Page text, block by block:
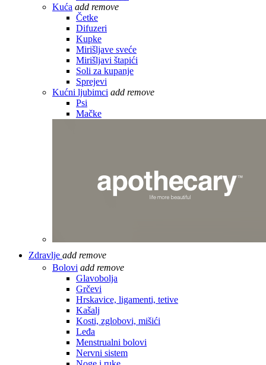
Kuća add remove
Četke
Difuzeri
Kupke
Mirišljave sveće
Mirišljavi štapići
Soli za kupanje
Sprejevi
Kućni ljubimci add remove
Psi
Mačke
Zdravlje add remove
Bolovi add remove
Glavobolja
Grčevi
Hrskavice, ligamenti, tetive
Kašalj
Kosti, zglobovi, mišići
Leđa
Menstrualni bolovi
Nervni sistem